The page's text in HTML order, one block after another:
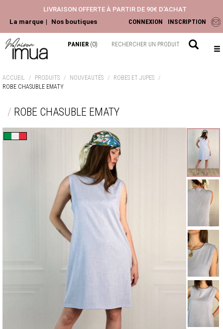
LIVRAISON OFFERTE À PARTIR DE 90€ D'ACHAT
La marque
Nos boutiques CONNEXION INSCRIPTION
PANIER (0)
ACCESSOIRES
PANTALONS ET JEANS
ROBES ET JUPES
CHEMISIERS & BLOUSES
TOPS & T-SHIRTS
GILETS & PULLS
JEANS & PANTALONS
VESTES
MANTEAUX & PARKAS
JUPES & SHORTS
ACCESSOIRES
CARTES CADEAUX
FOULARDS ET ÉCHARPES
BRADERIE D'ÉTÉ
ACCUEIL PRODUITS NOUVEAUTÉS
ROBES ET JUPES
ROBE CHASUBLE EMATY
ROBE CHASUBLE EMATY